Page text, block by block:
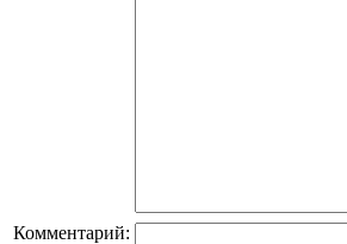
Комментарий: